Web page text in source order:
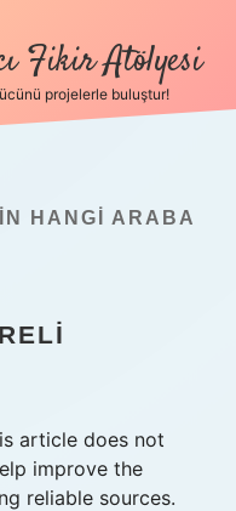
Fikir Atölyesi
projelerle buluştur!
HANGI ARABA
article does not
improve the
reliable sources.